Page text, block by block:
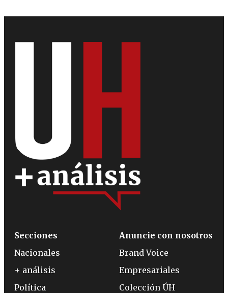
Secciones
Nacionales
+ análisis
Política
Anuncie con nosotros
Brand Voice
Empresariales
Colección ÚH